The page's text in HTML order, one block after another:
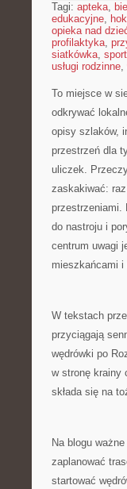
Tagi: apteka,
edukacyjne,
opieka nad
profilaktyka,
siatkówka,
usługi rodzinne,
To miejsce w
odkrywać
opisy szlaków,
przestrzeń dla
uliczek.
zaskakiwać:
przestrzeniami.
do nastroju i
centrum uwagi
mieszkańcami
W tekstach
przyciągają
wędrówki po
w stronę krainy
składa się na
Na blogu
zaplanować
startować